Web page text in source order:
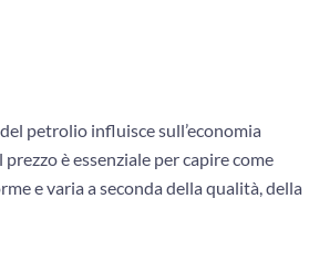
petrolio influisce sull’economia
è essenziale per capire come
e varia a seconda della qualità, della